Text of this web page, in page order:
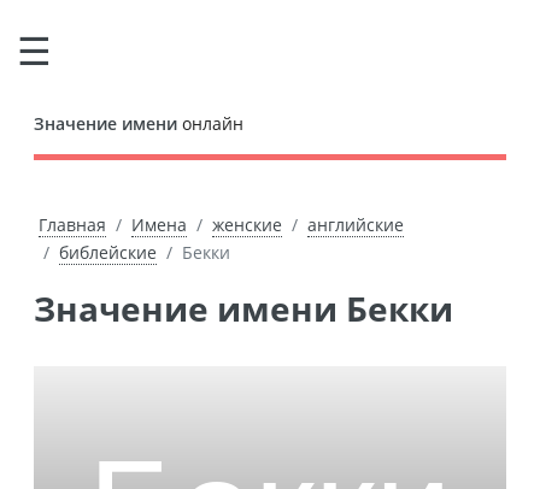
Значение имени онлайн
Главная Имена женские
английские
библейские
Бекки
Значение имени Бекки